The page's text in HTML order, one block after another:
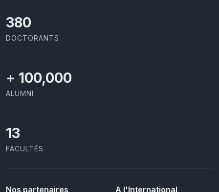
391
DOCTORANTS
+ 100,000
ALUMNI
13
FACULTÉS
Nos partenaires A l'International